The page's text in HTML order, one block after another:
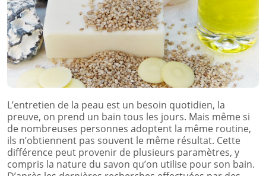
L’entretien de la peau est un besoin quotidien, la
preuve, on prend un bain tous les jours. Mais même si
de nombreuses personnes adoptent la même routine,
ils n’obtiennent pas souvent le même résultat. Cette
différence peut provenir de plusieurs paramètres, y
compris la nature du savon qu’on utilise pour son bain.